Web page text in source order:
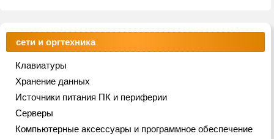
сети и оргтехника
Клавиатуры
Хранение данных
Источники питания ПК и периферии
Серверы
Компьютерные аксессуары и программное обеспечение